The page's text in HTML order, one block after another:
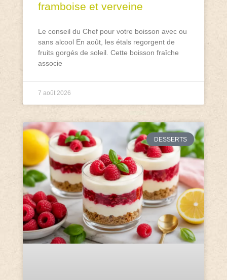
framboise et verveine
Le conseil du Chef pour votre boisson avec ou
sans alcool En août, les étals regorgent de
fruits gorgés de soleil. Cette boisson fraîche
associe
7 août 2026
DESSERTS